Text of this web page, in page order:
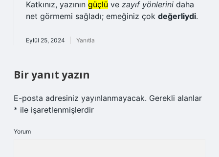
Katkınız, yazının güçlü ve zayıf yönlerini daha
net görmemi sağladı; emeğiniz çok değerliydi.
Eylül 25, 2024 Yanıtla
Bir yanıt yazın
E-posta adresiniz yayınlanmayacak. Gerekli alanlar
* ile işaretlenmişlerdir
Yorum